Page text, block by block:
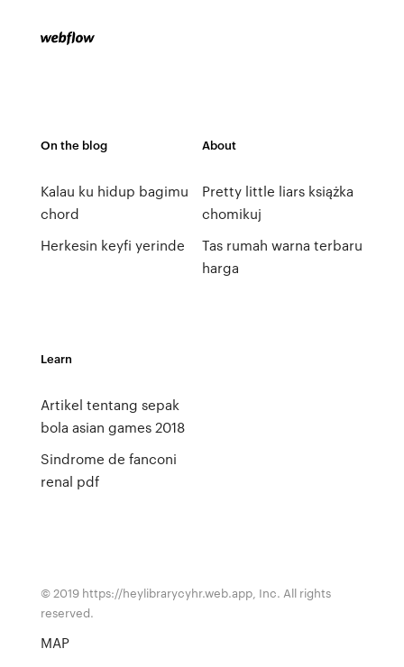
On the blog
Kalau ku hidup bagimu
chord
Herkesin keyfi yerinde
About
Pretty little liars książka
chomikuj
Tas rumah warna terbaru
harga
Learn
Artikel tentang sepak
bola asian games 2018
Sindrome de fanconi
renal pdf
© 2019 https://heylibrarycyhr.web.app, Inc. All rights
reserved.
MAP